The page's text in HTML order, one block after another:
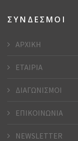
ΣΥΝΔΕΣΜΟΙ
ΑΡΧΙΚΗ
ΕΤΑΙΡΙΑ
ΔΙΑΓΩΝΙΣΜΟΙ
ΕΠΙΚΟΙΝΩΝΙΑ
NEWSLETTER